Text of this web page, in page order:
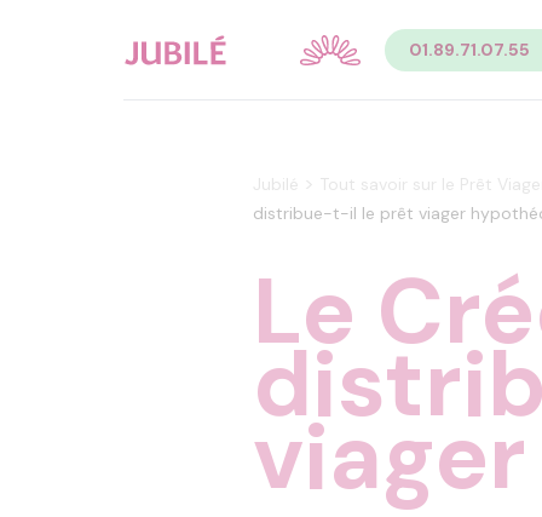
Sommaire du contenu de la page
Menu secondaire Pied de page
01.89.71.07.55
Jubilé
Tout savoir sur le Prêt
distribue-t-il le prêt viager
Le